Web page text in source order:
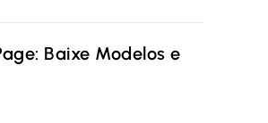
Baixe Modelos e